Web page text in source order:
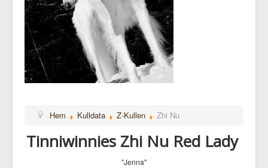
Hem Kulldata Z-Kullen Zhi Nu
Tinniwinnies Zhi Nu Red Lady
"Jenna"